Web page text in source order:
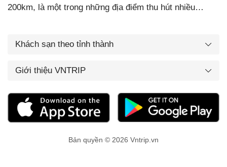
200km, là một trong những địa điểm thu hút nhiều…
Khách sạn theo tỉnh thành
Giới thiệu VNTRIP
Bản quyền © 2026 Vntrip.vn